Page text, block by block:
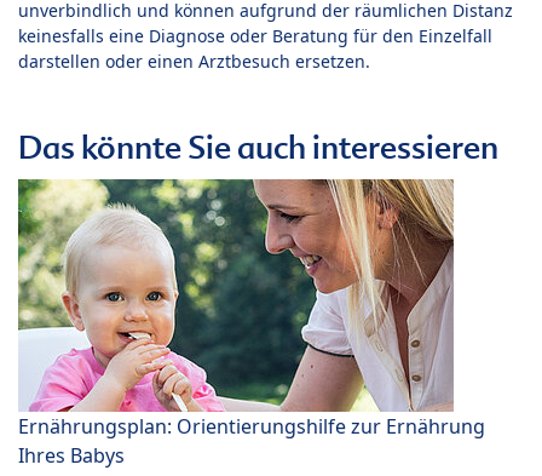
unverbindlich und können aufgrund der räumlichen Distanz
keinesfalls eine Diagnose oder Beratung für den Einzelfall
darstellen oder einen Arztbesuch ersetzen.
Das könnte Sie auch interessieren
Ernährungsplan: Orientierungshilfe zur Ernährung
Ihres Babys